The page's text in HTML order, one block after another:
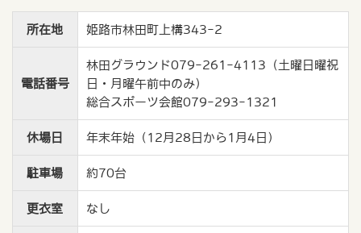
所在地 姫路市林田町上構343-2
電話番号
林田グラウンド079-261-4113（土曜日曜祝
日・月曜午前中のみ）
総合スポーツ会館079-293-1321
休場日 年末年始（12月28日から1月4日）
駐車場 約70台
更衣室 なし